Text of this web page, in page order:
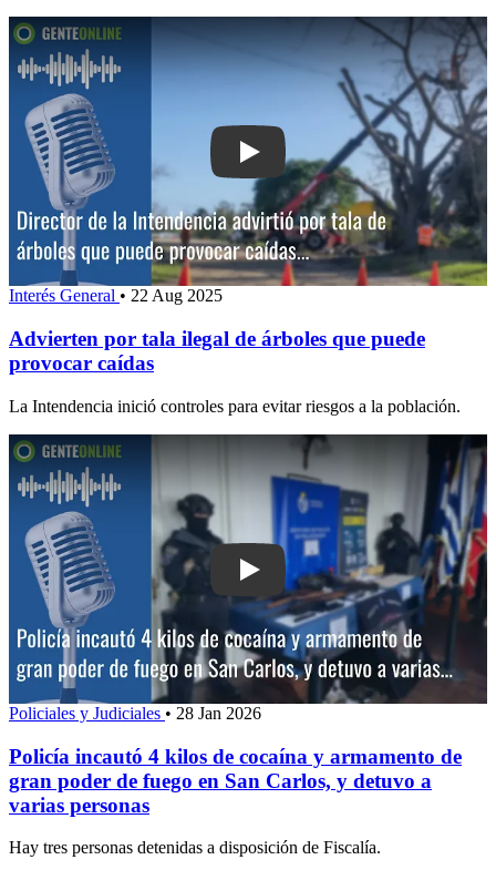
Play: Advierten por tala ilegal de
Interés General • 22 Aug 2025
Advierten por tala ilegal de árboles que puede
provocar caídas
La Intendencia inició controles para evitar riesgos a la población.
Play: Policía incautó 4 kilos de
Policiales y Judiciales • 28 Jan 2026
Policía incautó 4 kilos de cocaína y armamento de
gran poder de fuego en San Carlos, y detuvo a
varias personas
Hay tres personas detenidas a disposición de Fiscalía.